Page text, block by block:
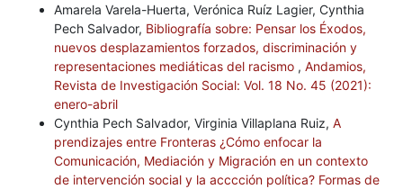
Amarela Varela-Huerta, Verónica Ruíz Lagier, Cynthia
Pech Salvador, Bibliografía sobre: Pensar los Éxodos,
nuevos desplazamientos forzados, discriminación y
representaciones mediáticas del racismo , Andamios,
Revista de Investigación Social: Vol. 18 No. 45 (2021):
enero-abril
Cynthia Pech Salvador, Virginia Villaplana Ruiz, A
prendizajes entre Fronteras ¿Cómo enfocar la
Comunicación, Mediación y Migración en un contexto
de intervención social y la acccción política? Formas de